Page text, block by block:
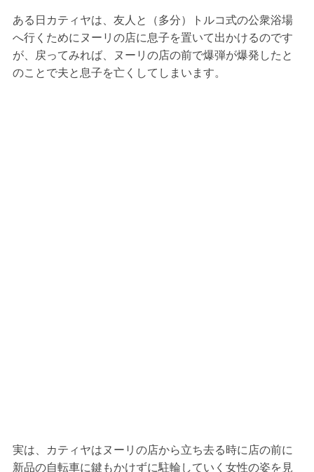
ある日カティヤは、友人と（多分）トルコ式の公衆浴場
へ行くためにヌーリの店に息子を置いて出かけるのです
が、戻ってみれば、ヌーリの店の前で爆弾が爆発したと
のことで夫と息子を亡くしてしまいます。
実は、カティヤはヌーリの店から立ち去る時に店の前に
新品の自転車に鍵もかけずに駐輪していく女性の姿を見